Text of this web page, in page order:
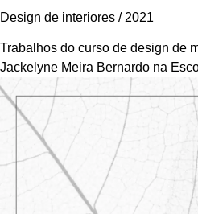
Design de interiores / 2021
Trabalhos do curso de design de
Jackelyne Meira Bernardo na